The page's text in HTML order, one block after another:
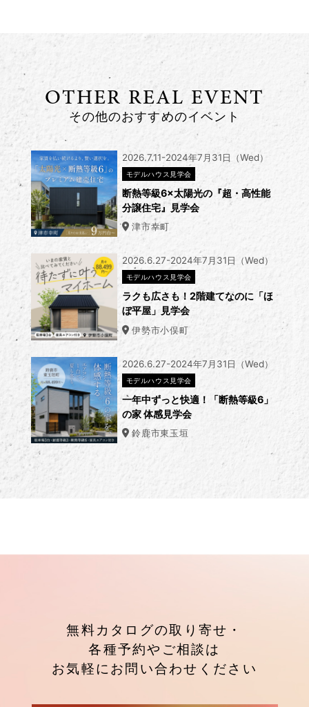
OTHER REAL EVENT
その他のおすすめのイベント
2026.7.11-2024年7月31日（Wed）
モデルハウス見学会
断熱等級6×太陽光の『超・高性能
分譲住宅』見学会
津市幸町
2026.6.27-2024年7月31日（Wed）
モデルハウス見学会
ラクも広さも！2階建てなのに「ほ
ぼ平屋」見学会
伊勢市小俣町
2026.6.27-2024年7月31日（Wed）
モデルハウス見学会
一年中ずっと快適！「断熱等級6」
の家 体感見学会
鈴鹿市東玉垣
無料カタログの取り寄せ・
各種予約やご相談は
お気軽にお問い合わせください